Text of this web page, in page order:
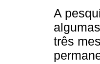
A
três